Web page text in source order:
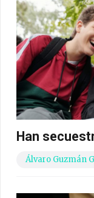
Han
Álvaro Guzmán